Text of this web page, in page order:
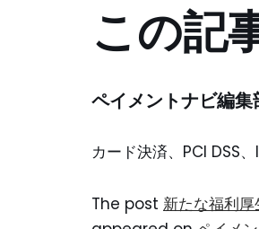
この記
ペイメントナビ編集
カード決済、PCI DSS
The post 新たな福利